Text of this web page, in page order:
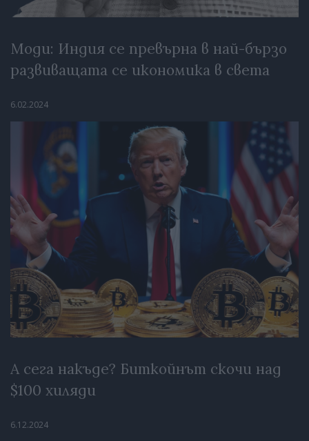
Моди: Индия се превърна в най-бързо
развиващата се икономика в света
6.02.2024
А сега накъде? Биткойнът скочи над
$100 хиляди
6.12.2024